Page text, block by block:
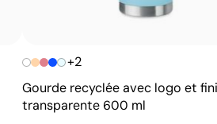
+2
Gourde recyclée avec logo et
transparente 600 ml